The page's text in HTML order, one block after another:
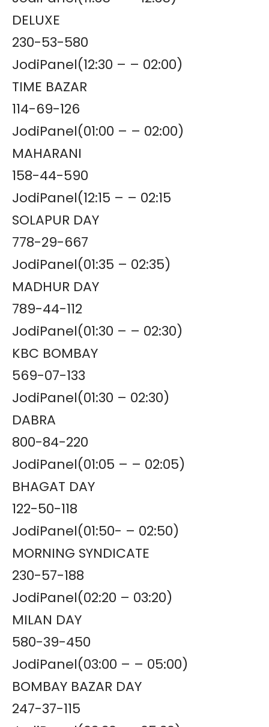
DELUXE
230-53-580
JodiPanel(12:30 – – 02:00)
TIME BAZAR
114-69-126
JodiPanel(01:00 – – 02:00)
MAHARANI
158-44-590
JodiPanel(12:15 – – 02:15
SOLAPUR DAY
778-29-667
JodiPanel(01:35 – 02:35)
MADHUR DAY
789-44-112
JodiPanel(01:30 – – 02:30)
KBC BOMBAY
569-07-133
JodiPanel(01:30 – 02:30)
DABRA
800-84-220
JodiPanel(01:05 – – 02:05)
BHAGAT DAY
122-50-118
JodiPanel(01:50- – 02:50)
MORNING SYNDICATE
230-57-188
JodiPanel(02:20 – 03:20)
MILAN DAY
580-39-450
JodiPanel(03:00 – – 05:00)
BOMBAY BAZAR DAY
247-37-115